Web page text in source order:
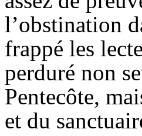
l’obstination
frappé les
perduré non
Pentecôte,
et du